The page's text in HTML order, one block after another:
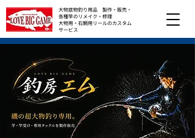
大物底物釣り用品 製作・販売・
各種竿のリメイク・修理
大物用・石鯛用リールのカスタム
サービス